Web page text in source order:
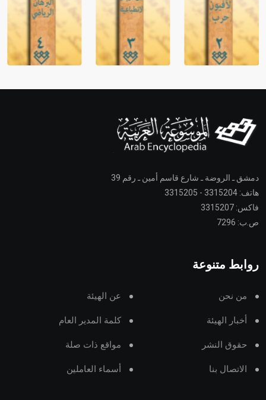
دمشق ـ الروضة ـ شارع قاسم أمين ـ رقم 39
هاتف: 3315204 - 3315205
فاكس: 3315207
ص.ب: 7296
روابط متنوعة
من نحن عن الهيئة
أخبار الهيئة كلمة المدير العام
حقوق النشر مواقع ذات صلة
الاتصال بنا أسماء العاملين